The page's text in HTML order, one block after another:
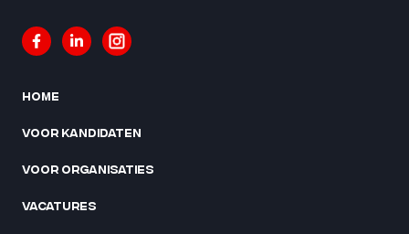
Home
Voor kandidaten
Voor organisaties
Vacatures